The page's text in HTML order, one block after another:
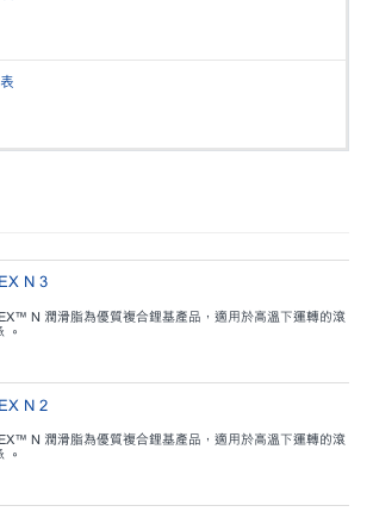
N 3
N 潤滑脂為優質複合鋰基產品，適用於高溫下運轉的滾
。
N 2
N 潤滑脂為優質複合鋰基產品，適用於高溫下運轉的滾
。